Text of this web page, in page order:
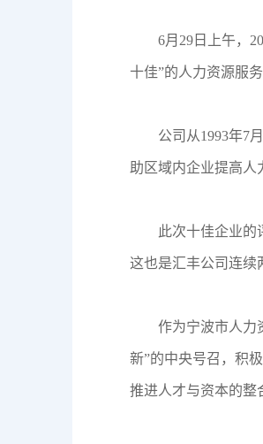
6月29日上午，
十佳”的人力资源服
公司从1993年7
助区域内企业提高人
此次十佳企业的
这也是汇丰公司连续
作为宁波市人力
新”的中央号召，积
推进人才与资本的整